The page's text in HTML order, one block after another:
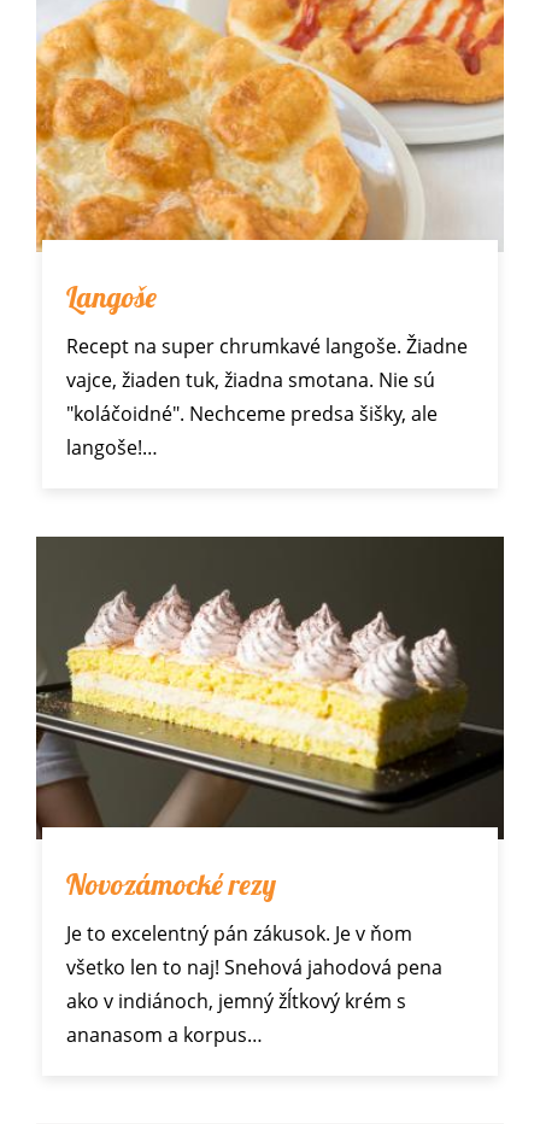
Langoše
Recept na super chrumkavé langoše. Žiadne
vajce, žiaden tuk, žiadna smotana. Nie sú
"koláčoidné". Nechceme predsa šišky, ale
langoše!…
Novozámocké rezy
Je to excelentný pán zákusok. Je v ňom
všetko len to naj! Snehová jahodová pena
ako v indiánoch, jemný žĺtkový krém s
ananasom a korpus…